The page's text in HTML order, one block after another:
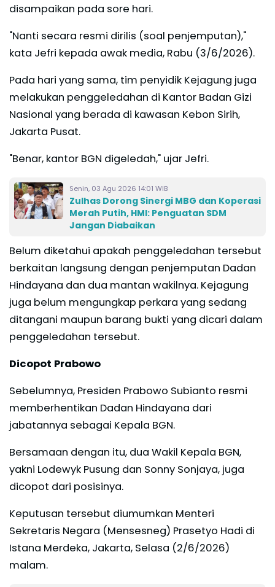
disampaikan pada sore hari.
"Nanti secara resmi dirilis (soal penjemputan),"
kata Jefri kepada awak media, Rabu (3/6/2026).
Pada hari yang sama, tim penyidik Kejagung juga
melakukan penggeledahan di Kantor Badan Gizi
Nasional yang berada di kawasan Kebon Sirih,
Jakarta Pusat.
"Benar, kantor BGN digeledah," ujar Jefri.
Senin, 03 Agu 2026 14:01 WIB
Zulhas Dorong Sinergi MBG dan Koperasi
Merah Putih, HMI: Penguatan SDM
Jangan Diabaikan
Belum diketahui apakah penggeledahan tersebut
berkaitan langsung dengan penjemputan Dadan
Hindayana dan dua mantan wakilnya. Kejagung
juga belum mengungkap perkara yang sedang
ditangani maupun barang bukti yang dicari dalam
penggeledahan tersebut.
Dicopot Prabowo
Sebelumnya, Presiden Prabowo Subianto resmi
memberhentikan Dadan Hindayana dari
jabatannya sebagai Kepala BGN.
Bersamaan dengan itu, dua Wakil Kepala BGN,
yakni Lodewyk Pusung dan Sonny Sonjaya, juga
dicopot dari posisinya.
Keputusan tersebut diumumkan Menteri
Sekretaris Negara (Mensesneg) Prasetyo Hadi di
Istana Merdeka, Jakarta, Selasa (2/6/2026)
malam.